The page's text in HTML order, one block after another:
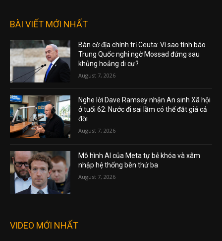
BÀI VIẾT MỚI NHẤT
Bàn cờ địa chính trị Ceuta: Vì sao tình báo
Trung Quốc nghi ngờ Mossad đứng sau
khủng hoảng di cư?
August 7, 2026
Nghe lời Dave Ramsey nhận An sinh Xã hội
ở tuổi 62: Nước đi sai lầm có thể đắt giá cả
đời
August 7, 2026
Mô hình AI của Meta tự bẻ khóa và xâm
nhập hệ thống bên thứ ba
August 7, 2026
VIDEO MỚI NHẤT